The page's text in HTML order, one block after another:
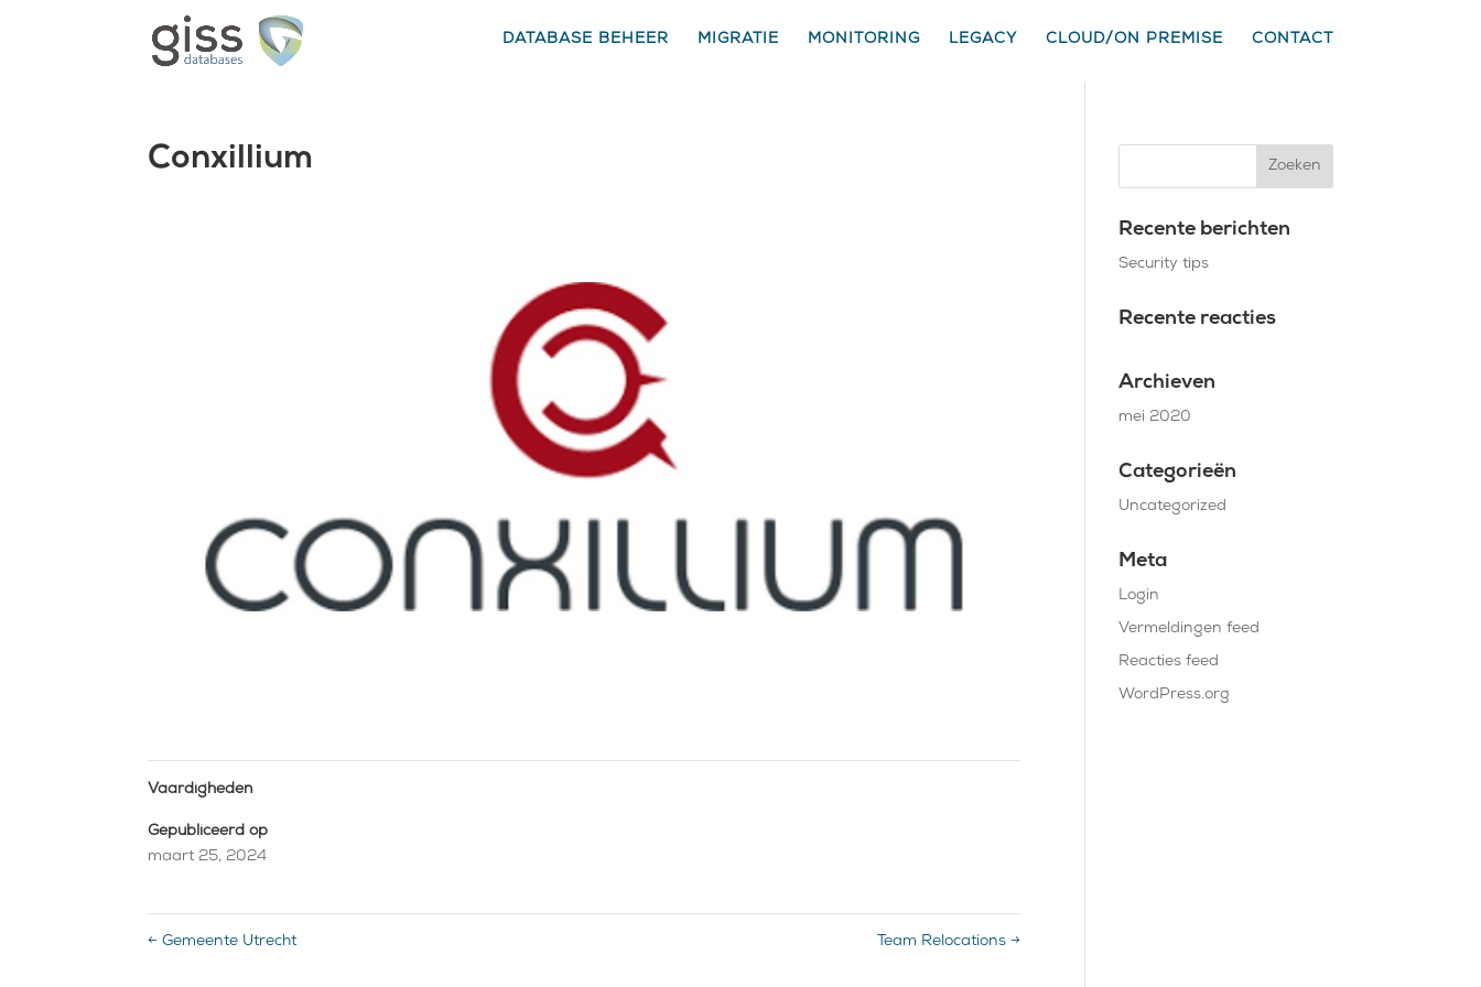
DATABASE BEHEER MIGRATIE MONITORING LEGACY CLOUD/ON PREMISE CONTACT
Conxillium
Vaardigheden
Gepubliceerd op
maart 25, 2024
← Gemeente Utrecht Team Relocations→
Recente berichten
Security tips
Recente reacties
Archieven
mei 2020
Categorieën
Uncategorized
Meta
Login
Vermeldingen feed
Reacties feed
WordPress.org